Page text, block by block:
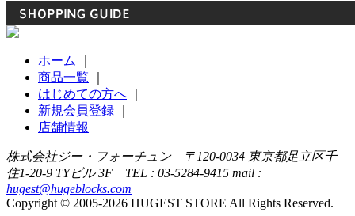
ホーム
商品一覧
はじめての方へ
新規会員登録
店舗情報
株式会社ジー・フォーチュン 〒120-0034 東京都足立区千
住1-20-9 TYビル 3F TEL : 03-5284-9415 mail :
hugest@hugeblocks.com
Copyright © 2005-2026 HUGEST STORE All Rights Reserved.